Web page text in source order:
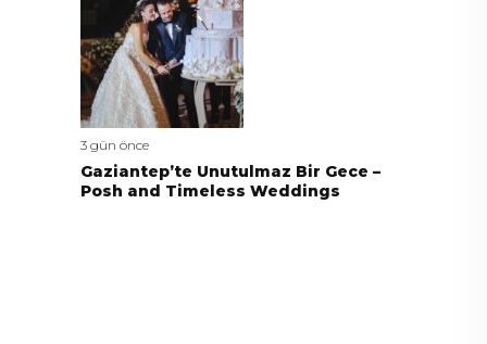
3 gün önce
Gaziantep’te Unutulmaz Bir Gece –
Posh and Timeless Weddings